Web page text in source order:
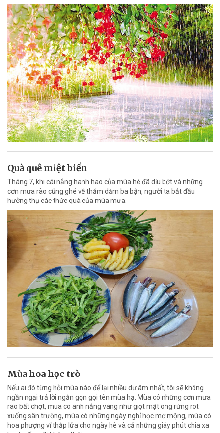
Quà quê miệt biển
Tháng 7, khi cái nắng hanh hao của mùa hè đã dịu bớt và những
cơn mưa rào cũng ghé về thăm dăm ba bận, người ta bắt đầu
hưởng thụ các thức quà của mùa mưa.
Mùa hoa học trò
Nếu ai đó từng hỏi mùa nào để lại nhiều dư âm nhất, tôi sẽ không
ngần ngại trả lời ngắn gọn gọi tên mùa hạ. Mùa có những cơn mưa
rào bất chợt, mùa có ánh nắng vàng như giọt mật ong rừng rót
xuống sân trường, mùa có những ngày nghỉ học mơ mộng, mùa có
hoa phượng vĩ thắp lửa cho ngày hè và cả những giây phút chia xa